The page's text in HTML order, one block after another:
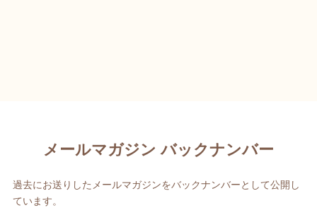
メールマガジン バックナンバー
過去にお送りしたメールマガジンをバックナンバーとして公開し
ています。